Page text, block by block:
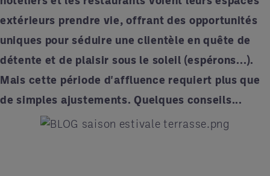
extérieurs prendre vie, offrant des opportunités
uniques pour séduire une clientèle en quête de
détente et de plaisir sous le soleil (espérons...).
Mais cette période d'affluence requiert plus que
de simples ajustements. Quelques conseils...